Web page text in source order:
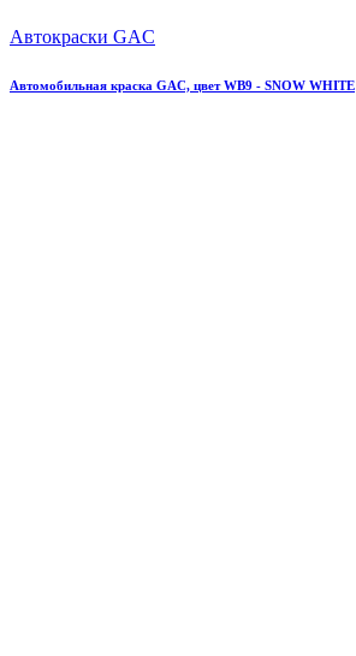
Автокраски GAC
Автомобильная краска GAC, цвет WB9 - SNOW WHITE